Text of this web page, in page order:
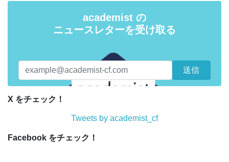
academist の
ニュースレターを受け取る
X をチェック！
Tweets by academist_cf
Facebook をチェック！